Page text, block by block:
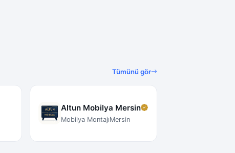
Tümünü gör
Altun Mobilya Mersin
Mobilya MontajıMersin